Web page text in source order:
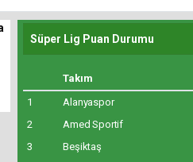
Takım
1
Alanyaspor
2
Amed Sportif
3
Beşiktaş